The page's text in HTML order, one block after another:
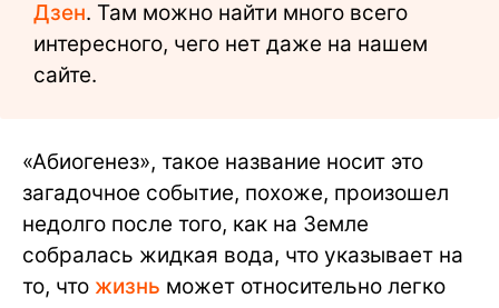
Дзен. Там можно найти много всего
интересного, чего нет даже на нашем
сайте.
«Абиогенез», такое название носит это
загадочное событие, похоже, произошел
недолго после того, как на Земле
собралась жидкая вода, что указывает на
то, что жизнь может относительно легко